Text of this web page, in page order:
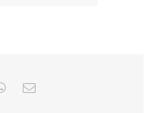
WhatsApp
Email